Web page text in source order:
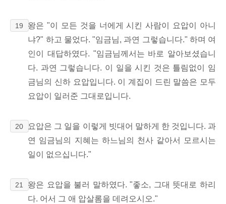
19
왕은 "이 모든 것을 너에게 시킨 사람이 요압이 아니
냐?" 하고 물었다. "임금님, 과연 그렇습니다." 하며 여
인이 대답하였다. "임금님께서는 바로 알아보셨습니
다. 과연 그렇습니다. 이 일을 시킨 것은 틀림없이 임
금님의 신하 요압입니다. 이 계집이 드린 말씀은 모두
요압이 일러준 그대로입니다.
20
요압은 그 일을 이렇게 빗대어 말하게 한 것입니다. 과
연 임금님의 지혜는 하느님의 천사 같아서 모르시는
일이 없으십니다."
21
왕은 요압을 불러 말하였다. "좋소, 그대 뜻대로 하리
다. 어서 그 애 압살롬을 데려오시오."